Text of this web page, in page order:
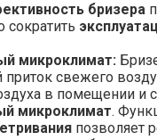
бризера
сократить
микроклимат:
приток свежего
в помещении и
микроклимат.
позволяет